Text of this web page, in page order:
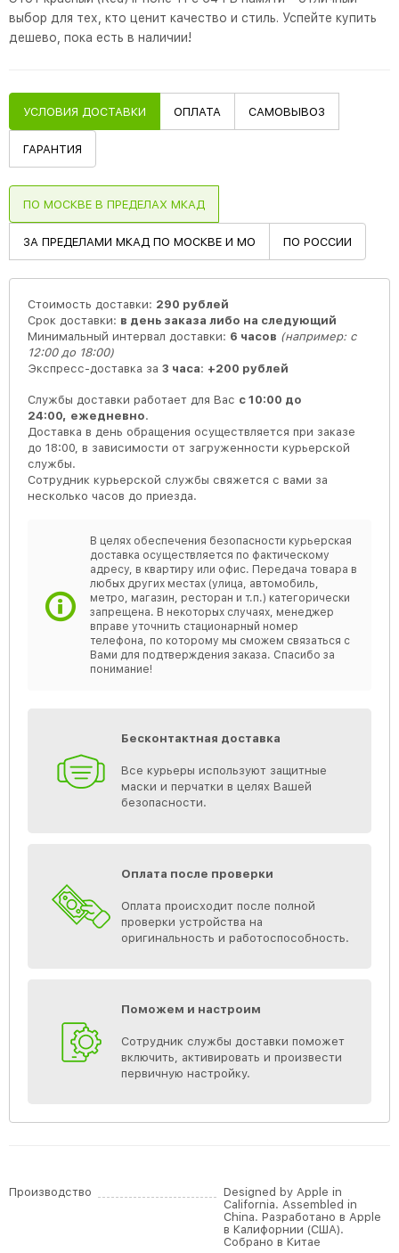
выбор для тех, кто ценит качество и стиль. Успейте купить
дешево, пока есть в наличии!
УСЛОВИЯ ДОСТАВКИ ОПЛАТА САМОВЫВОЗ
ГАРАНТИЯ
ПО МОСКВЕ В ПРЕДЕЛАХ МКАД
ЗА ПРЕДЕЛАМИ МКАД ПО МОСКВЕ И МО ПО РОССИИ
Стоимость доставки: 290 рублей
Срок доставки: в день заказа либо на следующий
Минимальный интервал доставки: 6 часов (например: с
12:00 до 18:00)
Экспресс-доставка за 3 часа: +200 рублей
Службы доставки работает для Вас с 10:00 до
24:00, ежедневно.
Доставка в день обращения осуществляется при заказе
до 18:00, в зависимости от загруженности курьерской
службы.
Сотрудник курьерской службы свяжется с вами за
несколько часов до приезда.
В целях обеспечения безопасности курьерская
доставка осуществляется по фактическому
адресу, в квартиру или офис. Передача товара в
любых других местах (улица, автомобиль,
метро, магазин, ресторан и т.п.) категорически
запрещена. В некоторых случаях, менеджер
вправе уточнить стационарный номер
телефона, по которому мы сможем связаться с
Вами для подтверждения заказа. Спасибо за
понимание!
Бесконтактная доставка
Все курьеры используют защитные
маски и перчатки в целях Вашей
безопасности.
Оплата после проверки
Оплата происходит после полной
проверки устройства на
оригинальность и работоспособность.
Поможем и настроим
Сотрудник службы доставки поможет
включить, активировать и произвести
первичную настройку.
Производство
Designed by Apple in
California. Assembled in
China. Разработано в Apple
в Калифорнии (США).
Собрано в Китае